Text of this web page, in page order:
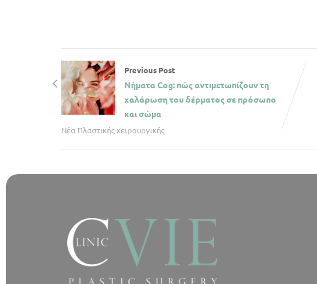
Previous Post
Νήματα Cog: πώς αντιμετωπίζουν τη
χαλάρωση του δέρματος σε πρόσωπο
και σώμα
Νέα Πλαστικής χειρουργικής